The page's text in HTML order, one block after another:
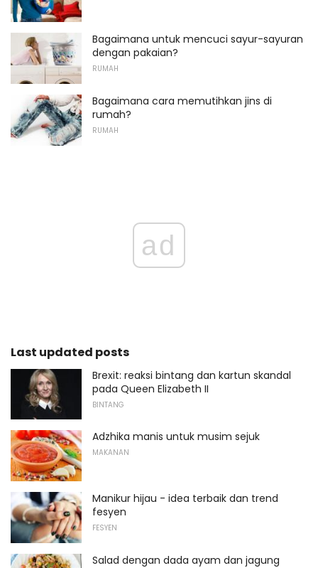
Bagaimana untuk mencuci sayur-sayuran
dengan pakaian?
RUMAH
Bagaimana cara memutihkan jins di
rumah?
RUMAH
ad
Last updated posts
Brexit: reaksi bintang dan kartun skandal
pada Queen Elizabeth II
BINTANG
Adzhika manis untuk musim sejuk
MAKANAN
Manikur hijau - idea terbaik dan trend
fesyen
FESYEN
Salad dengan dada ayam dan jagung